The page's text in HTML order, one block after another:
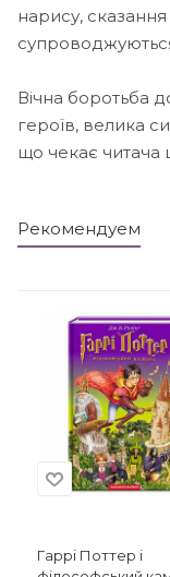
нарису,
Вічна боротьба
героїв, велика
що чекає читача
Рекомендуем
Гаррі Поттер і